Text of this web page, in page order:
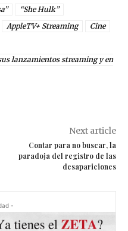
“She Hulk”
AppleTV+ Streaming
Cine
lanzamientos streaming y en
Next article
Contar para no buscar, la
paradoja del registro de las
desapariciones
-